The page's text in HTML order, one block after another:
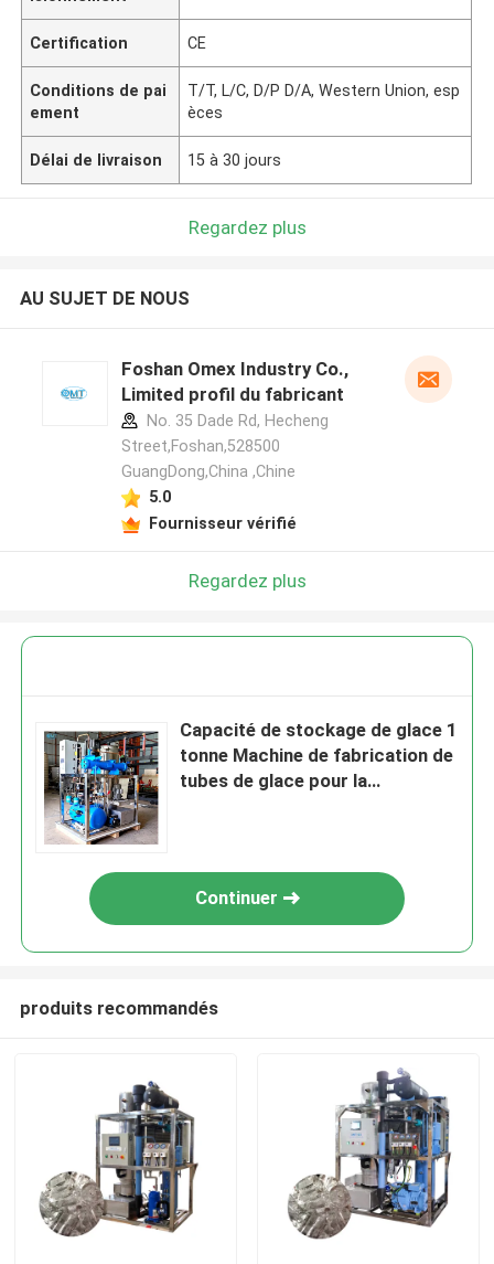
Certification CE
Conditions de pai
ement
T/T, L/C, D/P D/A, Western Union, esp
èces
Délai de livraison 15 à 30 jours
Regardez plus
AU SUJET DE NOUS
Foshan Omex Industry Co.,
Limited profil du fabricant
No. 35 Dade Rd, Hecheng
Street,Foshan,528500
GuangDong,China ,Chine
5.0
Fournisseur vérifié
Regardez plus
Capacité de stockage de glace 1
tonne Machine de fabrication de
tubes de glace pour la
Continuer
produits recommandés